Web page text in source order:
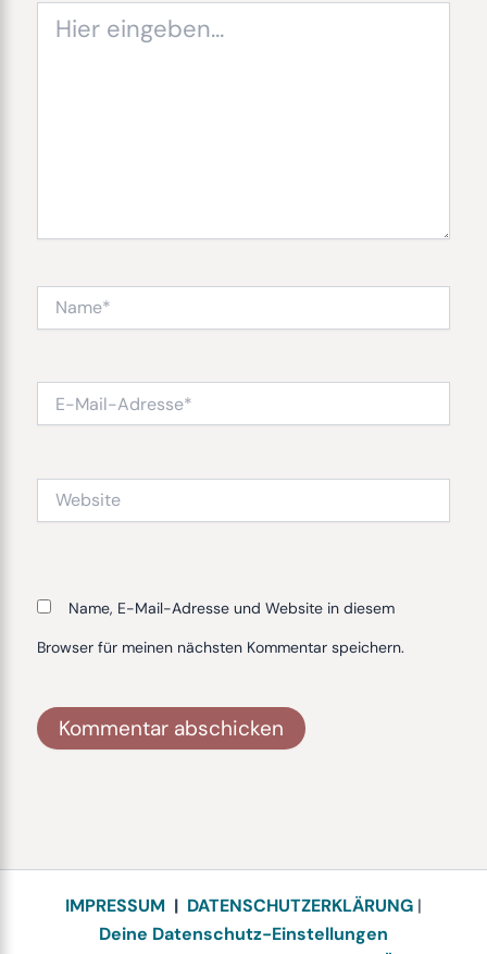
eingeben…
Mail-
Website
Name, E-Mail-Adresse und Website in diesem
Browser für meinen nächsten Kommentar speichern.
IMPRESSUM | DATENSCHUTZERKLÄRUNG |
Deine Datenschutz-Einstellungen